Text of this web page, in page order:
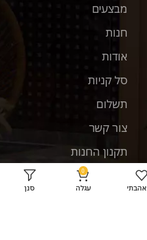
מבצעים
חנות
אודות
סל קניות
תשלום
צור קשר
תקנון החנות
אהבתי
0
עגלה סנן